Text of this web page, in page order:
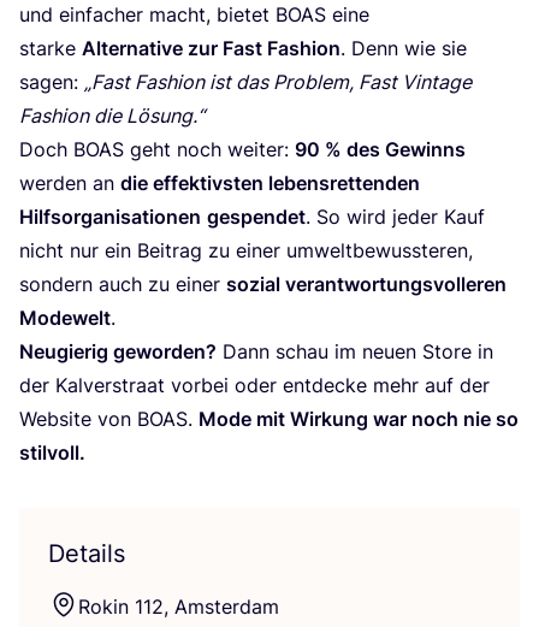
und ein­fa­cher macht, bie­tet BOAS eine
star­ke Alter­na­ti­ve zur Fast Fashion. Denn wie sie
sagen: „Fast Fashion ist das Pro­blem, Fast Vin­ta­ge
Fashion die Lösung.“
Doch BOAS geht noch wei­ter: 90 % des Gewinns
wer­den an die effek­tivs­ten lebens­ret­ten­den
Hilfs­or­ga­ni­sa­tio­nen gespen­det. So wird jeder Kauf
nicht nur ein Bei­trag zu einer umwelt­be­wuss­te­ren,
son­dern auch zu einer sozi­al ver­ant­wor­tungs­vol­le­ren
Mode­welt.
Neu­gie­rig gewor­den? Dann schau im neu­en Store in
der Kal­ver­stra­at vor­bei oder ent­de­cke mehr auf der
Web­site von BOAS. Mode mit Wir­kung war noch nie so
stilvoll.
Details
Rokin 112, Amsterdam